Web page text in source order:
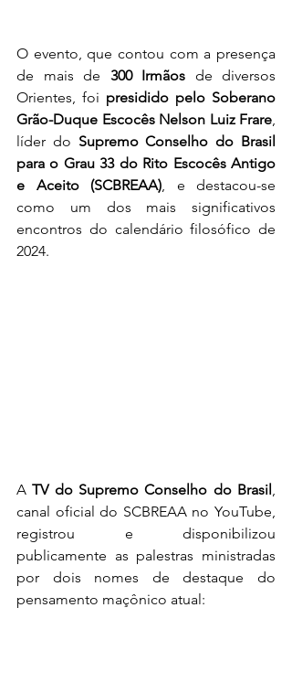
O evento, que contou com a presença
de mais de 300 Irmãos de diversos
Orientes, foi presidido pelo Soberano
Grão-Duque Escocês Nelson Luiz Frare
líder do Supremo Conselho do Brasil
para o Grau 33 do Rito Escocês Antigo
e Aceito (SCBREAA) , e destacou-se
como um dos mais significativos
encontros do calendário filosófico de
2024.
A TV do Supremo Conselho do Brasil,
canal oficial do SCBREAA no YouTube,
registrou e disponibilizou
publicamente as palestras ministradas
por dois nomes de destaque do
pensamento maçônico atual: